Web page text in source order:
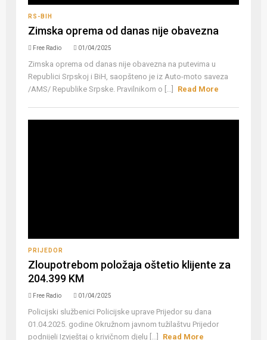
RS-BIH
Zimska oprema od danas nije obavezna
Free Radio 01/04/2025
Zimska oprema od danas nije obavezna na putevima u
Republici Srpskoj i BiH, saopšteno je iz Auto-moto saveza
/AMS/ Republike Srpske. Pravilnikom o [...]
Read More
PRIJEDOR
Zloupotrebom položaja oštetio klijente za
204.399 KM
Free Radio 01/04/2025
Policijski službenici Policijske uprave Prijedor su dana
01.04.2025. godine Okružnom javnom tužilaštvu Prijedor
podnijeli Izvještaj o krivičnom djelu [...]
Read More